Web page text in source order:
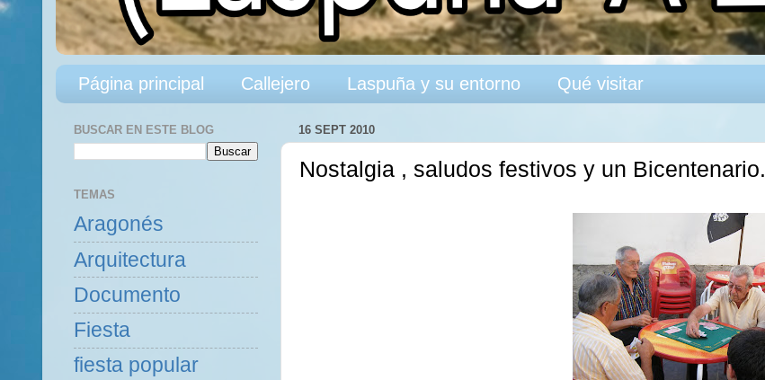
Página principal Callejero Laspuña y su entorno Qué visitar
16 SEPT 2010
Nostalgia , saludos festivos y un Bicentenario.
BUSCAR EN ESTE BLOG
TEMAS
Aragonés
Arquitectura
Documento
Fiesta
fiesta popular